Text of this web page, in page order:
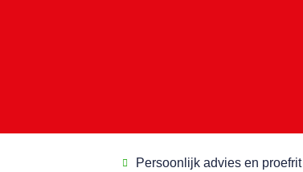
Persoonlijk advies en proefrit